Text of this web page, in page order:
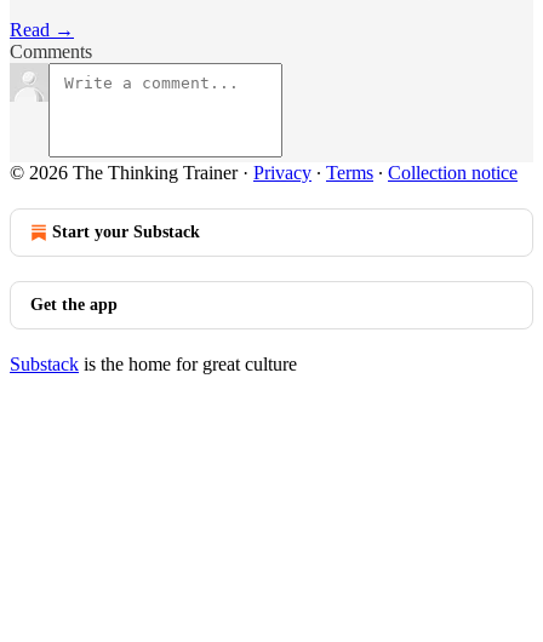
Read →
Comments
© 2026 The Thinking Trainer· Privacy ∙ Terms ∙ Collection notice
Start your Substack
Get the app
Substack is the home for great culture